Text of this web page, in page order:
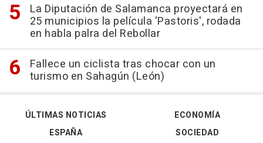
La Diputación de Salamanca proyectará en
25 municipios la película 'Pastoris', rodada
en habla palra del Rebollar
Fallece un ciclista tras chocar con un
turismo en Sahagún (León)
ÚLTIMAS NOTICIAS
ESPAÑA
ECONOMÍA
SOCIEDAD